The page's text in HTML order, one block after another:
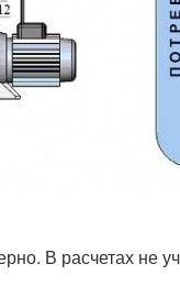
В расчетах не